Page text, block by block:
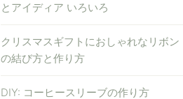
とアイディア いろいろ
クリスマスギフトにおしゃれなリボン
の結び方と作り方
DIY: コーヒースリーブの作り方